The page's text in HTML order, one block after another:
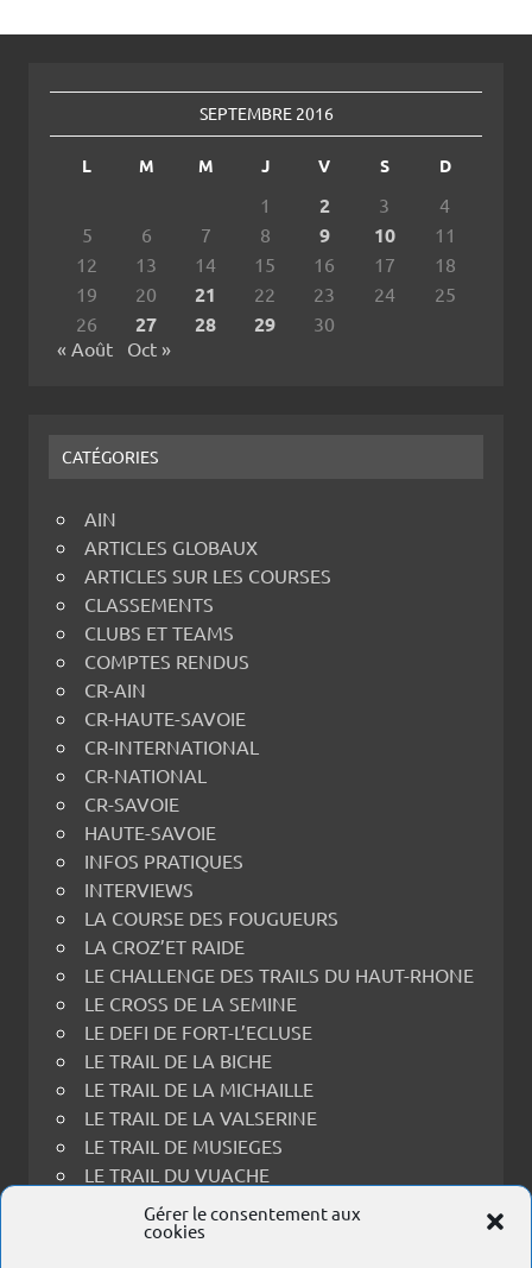
Gérer le consentement aux
cookies
SEPTEMBRE 2016
L M M J V S D
1 2 3
4
5
6 7 8 9 10
11
12
13 14 15 16 17
18
19
20 21 22 23 24
25
26
27 28 29
30
« Août
Oct »
CATÉGORIES
AIN
ARTICLES GLOBAUX
ARTICLES SUR LES COURSES
CLASSEMENTS
CLUBS ET TEAMS
COMPTES RENDUS
CR-AIN
CR-HAUTE-SAVOIE
CR-INTERNATIONAL
CR-NATIONAL
CR-SAVOIE
HAUTE-SAVOIE
INFOS PRATIQUES
INTERVIEWS
LA COURSE DES FOUGUEURS
LA CROZ’ET RAIDE
LE CHALLENGE DES TRAILS DU HAUT-RHONE
LE CROSS DE LA SEMINE
LE DEFI DE FORT-L’ECLUSE
LE TRAIL DE LA BICHE
LE TRAIL DE LA MICHAILLE
LE TRAIL DE LA VALSERINE
LE TRAIL DE MUSIEGES
LE TRAIL DU VUACHE
LE TRAIL THOIRY-RECULET
LES PRINCES EN FOULEES